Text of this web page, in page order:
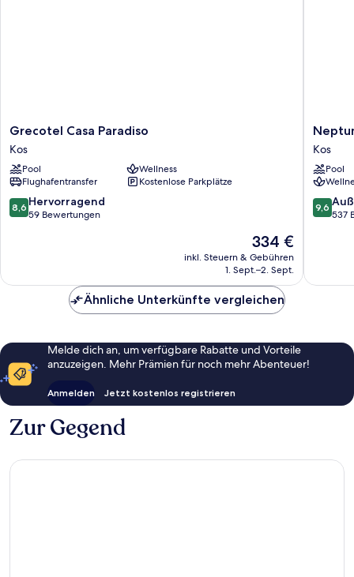
Grecotel
Casa
Paradiso
Kos
Grecotel Casa Paradiso
Kos
Pool
Wellness
Flughafentransfer
Kostenlose Parkplätze
8.6
von
8,6 Hervorragend
59 Bewertungen
Der
Preis
beträgt
334 €
inkl. Steuern & Gebühren
1. Sept.–2. Sept.
Luxury
Resort
Kos
Kos
Pool
9.6
von
9,6
537
Ähnliche Unterkünfte vergleichen
Melde dich an, um verfügbare Rabatte und Vorteile
anzuzeigen. Mehr Prämien für noch mehr Abenteuer!
Anmelden Jetzt kostenlos registrieren
Zur Gegend